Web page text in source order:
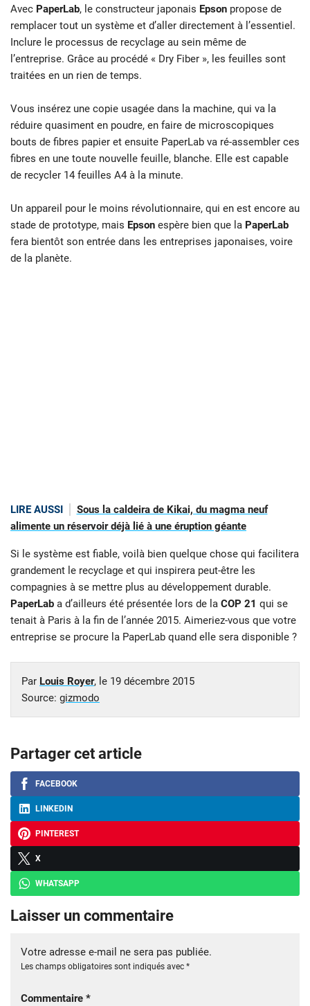
Avec PaperLab, le constructeur japonais Epson propose de
remplacer tout un système et d’aller directement à l’essentiel.
Inclure le processus de recyclage au sein même de
l’entreprise. Grâce au procédé « Dry Fiber », les feuilles sont
traitées en un rien de temps.
Vous insérez une copie usagée dans la machine, qui va la
réduire quasiment en poudre, en faire de microscopiques
bouts de fibres papier et ensuite PaperLab va ré-assembler ces
fibres en une toute nouvelle feuille, blanche. Elle est capable
de recycler 14 feuilles A4 à la minute.
Un appareil pour le moins révolutionnaire, qui en est encore au
stade de prototype, mais Epson espère bien que la PaperLab
fera bientôt son entrée dans les entreprises japonaises, voire
de la planète.
LIRE AUSSI
Sous la caldeira de Kikai, du magma neuf
alimente un réservoir déjà lié à une éruption géante
Si le système est fiable, voilà bien quelque chose qui facilitera
grandement le recyclage et qui inspirera peut-être les
compagnies à se mettre plus au développement durable.
PaperLab a d’ailleurs été présentée lors de la COP 21 qui se
tenait à Paris à la fin de l’année 2015. Aimeriez-vous que votre
entreprise se procure la PaperLab quand elle sera disponible ?
Par Louis Royer, le 19 décembre 2015
Source: gizmodo
Partager cet article
FACEBOOK
LINKEDIN
PINTEREST
X
WHATSAPP
Laisser un commentaire
Votre adresse e-mail ne sera pas publiée.
Les champs obligatoires sont indiqués avec *
Commentaire *